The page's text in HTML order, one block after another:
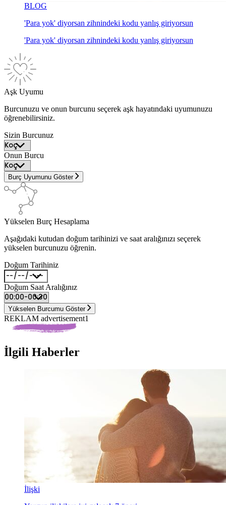
BLOG
'Para yok' diyorsan zihnindeki kodu yanlış giriyorsun
'Para yok' diyorsan zihnindeki kodu yanlış giriyorsun
Aşk Uyumu
Burcunuzu ve onun burcunu seçerek aşk hayatındaki uyumunuzu
öğrenebilirsiniz.
Sizin Burcunuz
Onun Burcu
Burç Uyumunu Göster
Yükselen Burç Hesaplama
Aşağıdaki kutudan doğum tarihinizi ve saat aralığınızı seçerek
yükselen burcunuzu öğrenin.
Doğum Tarihiniz
Doğum Saat Aralığınız
Yükselen Burcumu Göster
REKLAM advertisement1
İlgili Haberler
İlişki